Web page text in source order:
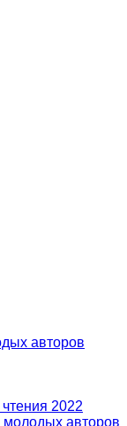
авторов
2022
авторов